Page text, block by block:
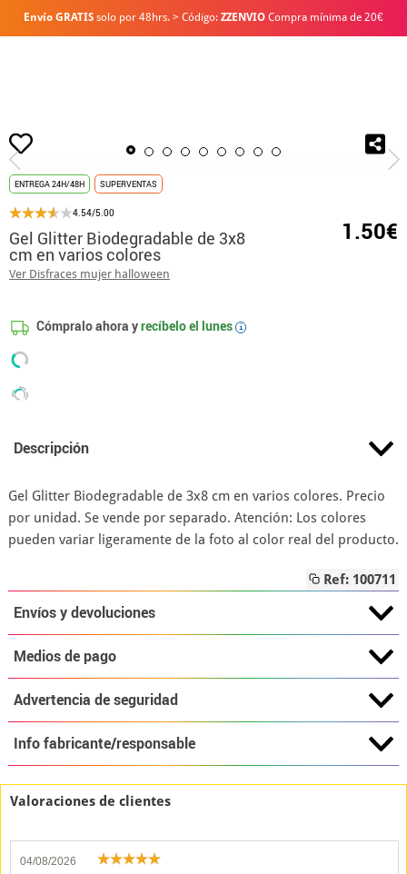
Envío GRATIS solo por 48hrs. > Código: ZZENVIO Compra mínima de 20€
Inicio Gel Glitter Biodegradable de 3x8
ENTREGA 24H/48H SUPERVENTAS
4.54/5.00
Gel Glitter Biodegradable de 3x8
cm en varios colores
Ver Disfraces mujer halloween
1.50€
Cómpralo ahora yrecíbelo el lunes i
Descripción
Gel Glitter Biodegradable de 3x8 cm en varios colores. Precio
por unidad. Se vende por separado. Atención: Los colores
pueden variar ligeramente de la foto al color real del producto.
Ref: 100711
Envíos y devoluciones
Medios de pago
Advertencia de seguridad
Info fabricante/responsable
Valoraciones de clientes
04/08/2026